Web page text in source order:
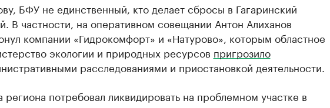
БФУ не единственный, кто делает сбросы в Гагаринский
В частности, на оперативном совещании Антон Алиханов
компании «Гидрокомфорт» и «Натурово», которым областное
экологии и природных ресурсов пригрозило
расследованиями и приостановкой деятельности.
региона потребовал ликвидировать на проблемном участке в